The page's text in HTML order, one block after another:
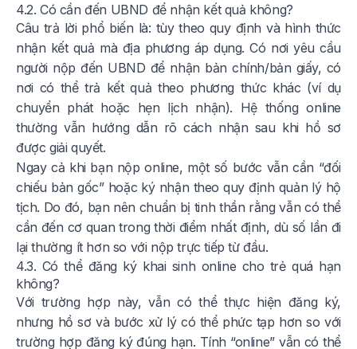
4.2. Có cần đến UBND để nhận kết quả không?
Câu trả lời phổ biến là: tùy theo quy định và hình thức
nhận kết quả mà địa phương áp dụng. Có nơi yêu cầu
người nộp đến UBND để nhận bản chính/bản giấy, có
nơi có thể trả kết quả theo phương thức khác (ví dụ
chuyển phát hoặc hẹn lịch nhận). Hệ thống online
thường vẫn hướng dẫn rõ cách nhận sau khi hồ sơ
được giải quyết.
Ngay cả khi bạn nộp online, một số bước vẫn cần “đối
chiếu bản gốc” hoặc ký nhận theo quy định quản lý hộ
tịch. Do đó, bạn nên chuẩn bị tinh thần rằng vẫn có thể
cần đến cơ quan trong thời điểm nhất định, dù số lần đi
lại thường ít hơn so với nộp trực tiếp từ đầu.
4.3. Có thể đăng ký khai sinh online cho trẻ quá hạn
không?
Với trường hợp này, vẫn có thể thực hiện đăng ký,
nhưng hồ sơ và bước xử lý có thể phức tạp hơn so với
trường hợp đăng ký đúng hạn. Tính “online” vẫn có thể